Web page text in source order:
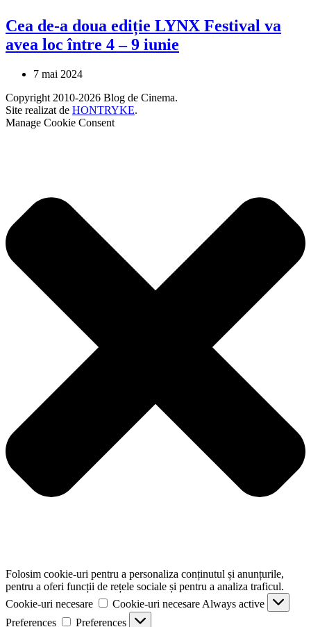
Cea de-a doua ediție LYNX Festival va
avea loc între 4 – 9 iunie
7 mai 2024
Copyright 2010-2026 Blog de Cinema.
Site realizat de HONTRYKE.
Manage Cookie Consent
Folosim cookie-uri pentru a personaliza conținutul și anunțurile,
pentru a oferi funcții de rețele sociale și pentru a analiza traficul.
Cookie-uri necesare
Cookie-uri necesare Always active
Preferences
Preferences